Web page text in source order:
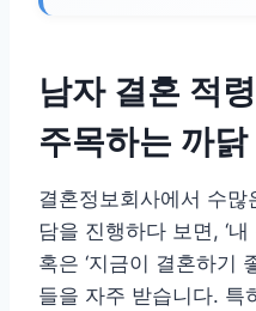
남자 결혼 적
주목하는 까닭
결혼정보회사에서 수
담을 진행하다 보면, ‘
혹은 ‘지금이 결혼하기
들을 자주 받습니다. 특